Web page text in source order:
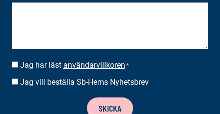
SUOSTUMUS *
Jag har läst användarvillkoren *
BESTÄLLA
Jag vill beställa Sb-Hems Nyhetsbrev
SKICKA